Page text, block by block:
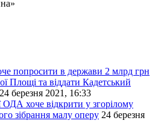
попросити в держави 2 млрд грн
Площі та віддати Кадетський
24 березня 2021, 16:33
ОДА хоче відкрити у згорілому
зібрання малу оперу 24 березня